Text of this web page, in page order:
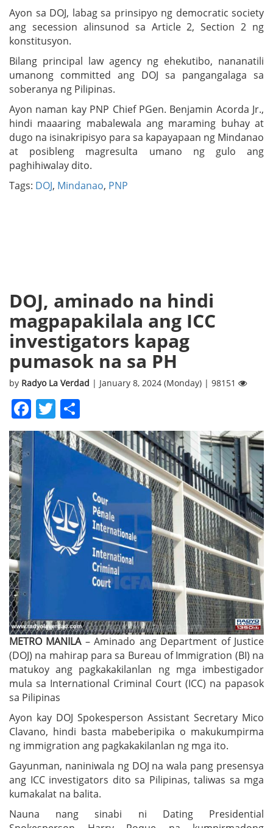
Ayon sa DOJ, labag sa prinsipyo ng democratic society
ang secession alinsunod sa Article 2, Section 2 ng
konstitusyon.
Bilang principal law agency ng ehekutibo, nananatili
umanong committed ang DOJ sa pangangalaga sa
soberanya ng Pilipinas.
Ayon naman kay PNP Chief PGen. Benjamin Acorda Jr.,
hindi maaaring mabalewala ang maraming buhay at
dugo na isinakripisyo para sa kapayapaan ng Mindanao
at posibleng magresulta umano ng gulo ang
paghihiwalay dito.
Tags: DOJ, Mindanao, PNP
DOJ, aminado na hindi
magpapakilala ang ICC
investigators kapag
pumasok na sa PH
by Radyo La Verdad | January 8, 2024 (Monday) | 98151
Facebook
Twitter
METRO MANILA – Aminado ang Department of Justice
(DOJ) na mahirap para sa Bureau of Immigration (BI) na
matukoy ang pagkakakilanlan ng mga imbestigador
mula sa International Criminal Court (ICC) na papasok
sa Pilipinas
Ayon kay DOJ Spokesperson Assistant Secretary Mico
Clavano, hindi basta mabeberipika o makukumpirma
ng immigration ang pagkakakilanlan ng mga ito.
Gayunman, naniniwala ng DOJ na wala pang presensya
ang ICC investigators dito sa Pilipinas, taliwas sa mga
kumakalat na balita.
Nauna nang sinabi ni Dating Presidential